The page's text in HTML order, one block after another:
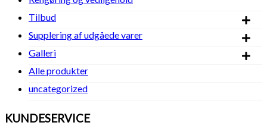
Tilbud
Supplering af udgåede varer
Galleri
Alle produkter
uncategorized
KUNDESERVICE